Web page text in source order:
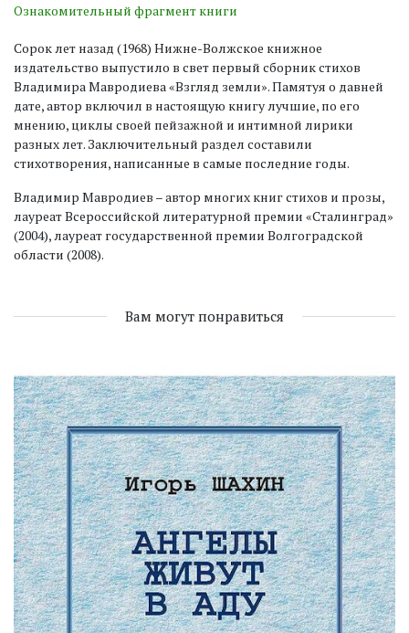
Ознакомительный фрагмент книги
Сорок лет назад (1968) Нижне-Волжское книжное
издательство выпустило в свет первый сборник стихов
Владимира Мавродиева «Взгляд земли». Памятуя о давней
дате, автор включил в настоящую книгу лучшие, по его
мнению, циклы своей пейзажной и интимной лирики
разных лет. Заключительный раздел составили
стихотворения, написанные в самые последние годы.
Владимир Мавродиев – автор многих книг стихов и прозы,
лауреат Всероссийской литературной премии «Сталинград»
(2004), лауреат государственной премии Волгоградской
области (2008).
Вам могут понравиться